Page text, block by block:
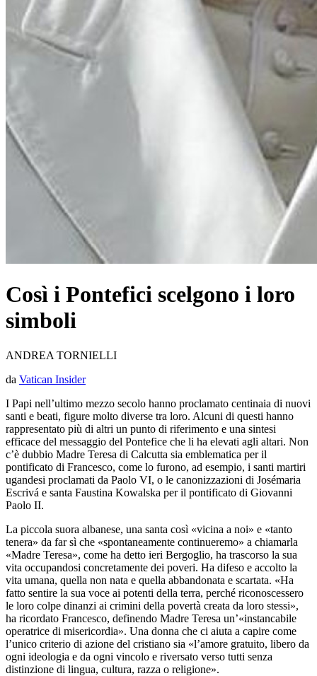
Così i Pontefici scelgono i loro
simboli
ANDREA TORNIELLI
da Vatican Insider
I Papi nell’ultimo mezzo secolo hanno proclamato centinaia di nuovi
santi e beati, figure molto diverse tra loro. Alcuni di questi hanno
rappresentato più di altri un punto di riferimento e una sintesi
efficace del messaggio del Pontefice che li ha elevati agli altari. Non
c’è dubbio Madre Teresa di Calcutta sia emblematica per il
pontificato di Francesco, come lo furono, ad esempio, i santi martiri
ugandesi proclamati da Paolo VI, o le canonizzazioni di Josémaria
Escrivá e santa Faustina Kowalska per il pontificato di Giovanni
Paolo II.
La piccola suora albanese, una santa così «vicina a noi» e «tanto
tenera» da far sì che «spontaneamente continueremo» a chiamarla
«Madre Teresa», come ha detto ieri Bergoglio, ha trascorso la sua
vita occupandosi concretamente dei poveri. Ha difeso e accolto la
vita umana, quella non nata e quella abbandonata e scartata. «Ha
fatto sentire la sua voce ai potenti della terra, perché riconoscessero
le loro colpe dinanzi ai crimini della povertà creata da loro stessi»,
ha ricordato Francesco, definendo Madre Teresa un’«instancabile
operatrice di misericordia». Una donna che ci aiuta a capire come
l’unico criterio di azione del cristiano sia «l’amore gratuito, libero da
ogni ideologia e da ogni vincolo e riversato verso tutti senza
distinzione di lingua, cultura, razza o religione».